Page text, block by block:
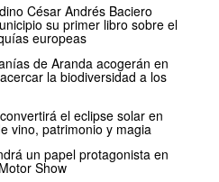
César Andrés Baciero
su primer libro sobre el
europeas
de Aranda acogerán en
la biodiversidad a los
el eclipse solar en
vino, patrimonio y magia
un papel protagonista en
Show